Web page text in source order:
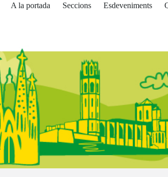
A la portada Seccions Esdeveniments